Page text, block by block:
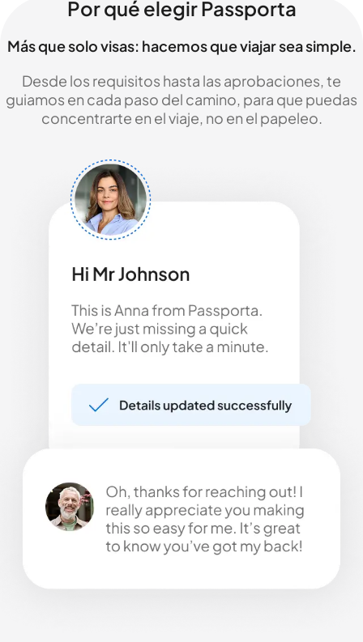
Por qué elegir Passporta
Más que solo visas: hacemos que viajar sea simple.
Desde los requisitos hasta las aprobaciones, te
guiamos en cada paso del camino, para que puedas
concentrarte en el viaje, no en el papeleo.